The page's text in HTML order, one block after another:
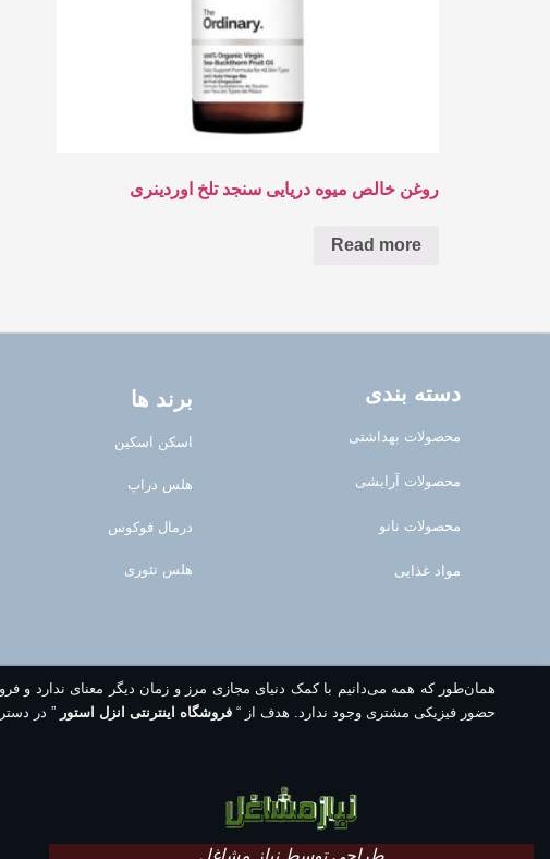
روغن خالص میوه دریایی سنجد تلخ اوردینری
Read more
دسته بندی
محصولات بهداشتی
محصولات آرایشی
محصولات نانو
مواد غذایی
برند ها
اسکن اسکین
هلس دراپ
درمال فوکوس
هلس تئوری
همان‌طور که همه می‌دانیم با کمک دنیای مجازی مرز و زمان دیگر معنای ندارد و
حضور فیزیکی مشتری وجود ندارد. هدف از “ فروشگاه اینترنتی انزل استور ” در
طراحی توسط نیاز مشاغل